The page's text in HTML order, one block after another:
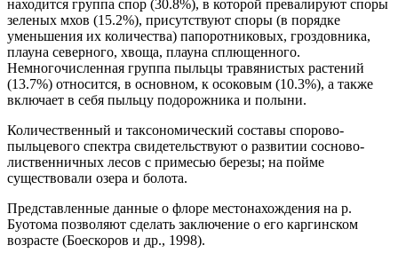
находится группа спор (30.8%), в которой превалируют споры
зеленых мхов (15.2%), присутствуют споры (в порядке
уменьшения их количества) папоротниковых, гроздовника,
плауна северного, хвоща, плауна сплющенного.
Немногочисленная группа пыльцы травянистых растений
(13.7%) относится, в основном, к осоковым (10.3%), а также
включает в себя пыльцу подорожника и полыни.
Количественный и таксономический составы спорово-
пыльцевого спектра свидетельствуют о развитии сосново-
лиственничных лесов с примесью березы; на пойме
существовали озера и болота.
Представленные данные о флоре местонахождения на р.
Буотома позволяют сделать заключение о его каргинском
возрасте (Боескоров и др., 1998).